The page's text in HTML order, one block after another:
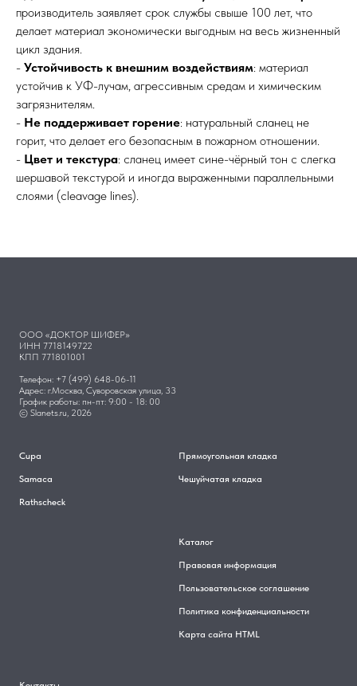
производитель заявляет срок службы свыше 100 лет, что
делает материал экономически выгодным на весь жизненный
цикл здания.
- Устойчивость к внешним воздействиям: материал
устойчив к УФ-лучам, агрессивным средам и химическим
загрязнителям.
- Не поддерживает горение: натуральный сланец не
горит, что делает его безопасным в пожарном отношении.
- Цвет и текстура: сланец имеет сине-чёрный тон с слегка
шершавой текстурой и иногда выраженными параллельными
слоями (cleavage lines).
ООО «ДОКТОР ШИФЕР»
ИНН 7718149722
КПП 771801001
Телефон: +7 (499) 648-06-11
Адрес: г.Москва, Суворовская улица, 33
График работы: пн-пт: 9:00 - 18: 00
© Slanets.ru, 2026
Cupa
Samaca
Rathscheck
Прямоугольная кладка
Чешуйчатая кладка
Каталог
Правовая информация
Пользовательское соглашение
Политика конфиденциальности
Карта сайта HTML